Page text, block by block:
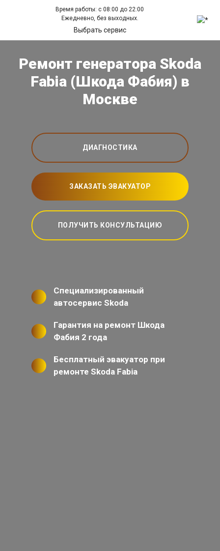
Время работы: с 08:00 до 22:00
Ежедневно, без выходных.
Выбрать сервис
Ремонт генератора Skoda
Fabia (Шкода Фабия) в
Москве
ДИАГНОСТИКА
ЗАКАЗАТЬ ЭВАКУАТОР
ПОЛУЧИТЬ КОНСУЛЬТАЦИЮ
Специализированный
автосервис Skoda
Гарантия на ремонт Шкода
Фабия 2 года
Бесплатный эвакуатор при
ремонте Skoda Fabia